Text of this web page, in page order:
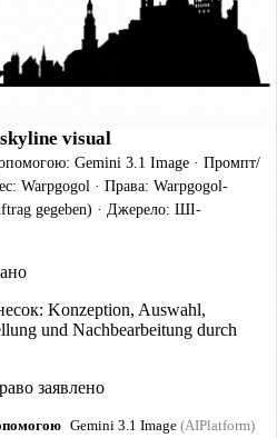
visual
Gemini 3.1 Image · Промпт/
Warpgogol · Права: Warpgogol-
gegeben) · Джерело: ШІ-
Konzeption, Auswahl,
und Nachbearbeitung durch
заявлено
Gemini 3.1 Image (AIPlatform)